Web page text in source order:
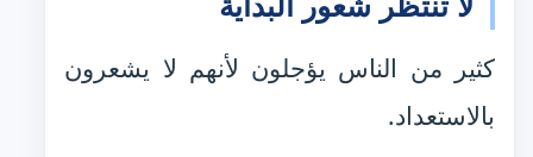
كثير من الناس يؤجلون لأنهم لا يشعرون
بالاستعداد.